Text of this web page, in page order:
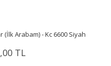
(İlk Arabam) - Kc 6600 Siyah
TL